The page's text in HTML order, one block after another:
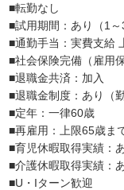
■転勤なし
■試用期間：あり（1
■通勤手当：実費支給
■社会保険完備（雇用
■退職金共済：加入
■退職金制度：あり（
■定年：一律60歳
■再雇用：上限65歳ま
■育児休暇取得実績：
■介護休暇取得実績：
■U・Iターン歓迎